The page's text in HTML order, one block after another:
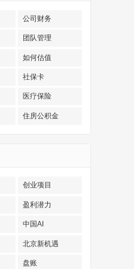
公司财务
团队管理
如何估值
社保卡
医疗保险
住房公积金
创业项目
盈利潜力
中国AI
北京新机遇
盘账